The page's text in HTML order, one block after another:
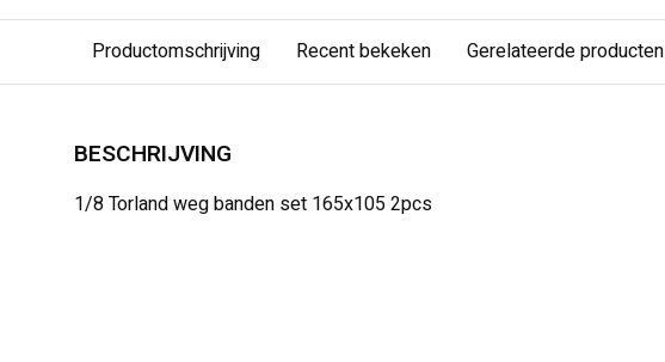
Productomschrijving Recent bekeken Gerelateerde producten
BESCHRIJVING
1/8 Torland weg banden set 165x105 2pcs